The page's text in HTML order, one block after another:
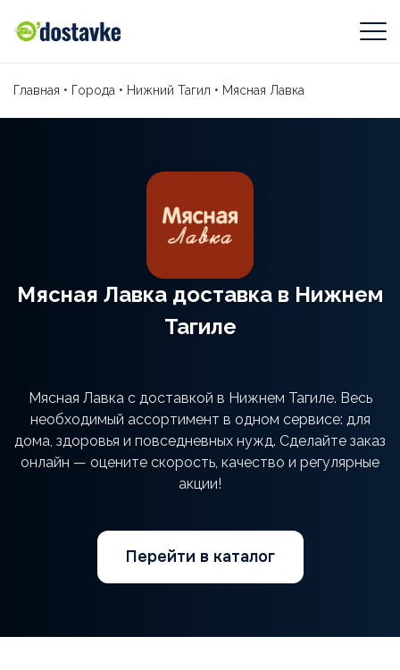
Главная • Города • Нижний Тагил • Мясная Лавка
Мясная Лавка доставка в Нижнем
Тагиле
Мясная Лавка с доставкой в Нижнем Тагиле. Весь
необходимый ассортимент в одном сервисе: для
дома, здоровья и повседневных нужд. Сделайте заказ
онлайн — оцените скорость, качество и регулярные
акции!
Перейти в каталог